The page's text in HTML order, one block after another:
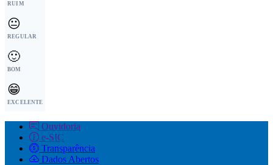
RUIM
😐
REGULAR
🙂
BOM
😁
EXCELENTE
Ouvidoria
e-SIC
Transparência
Dados Abertos